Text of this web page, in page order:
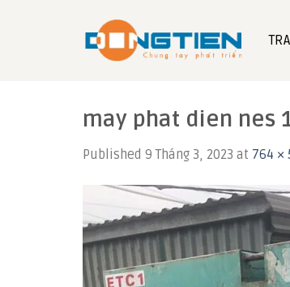
may phat dien nes
Published 9 Tháng 3, 2023 at 764 ×